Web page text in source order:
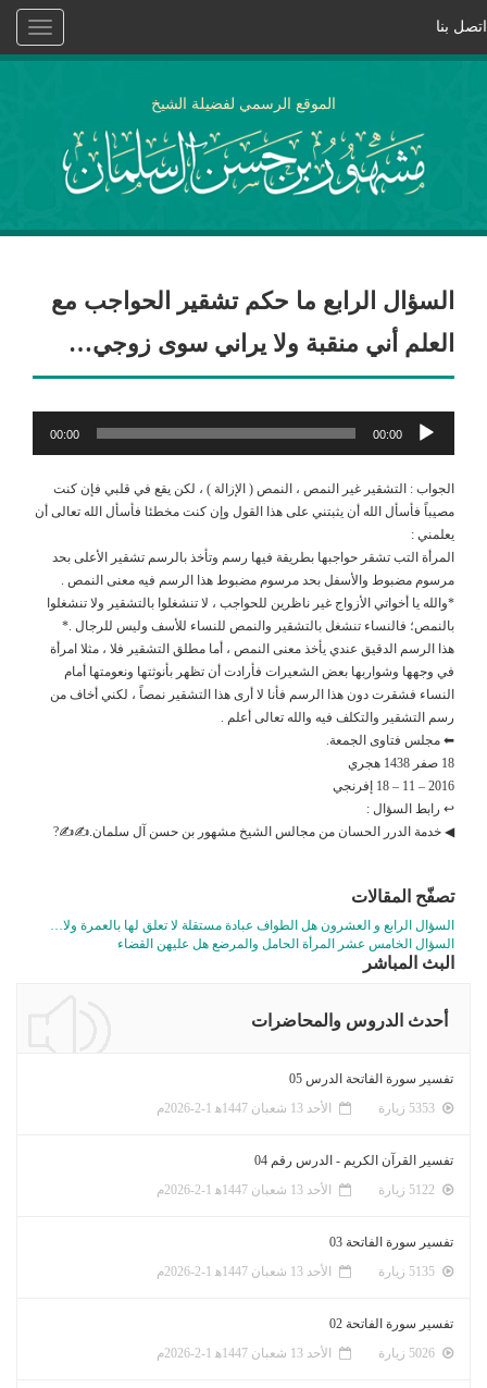
Toggle
اتصل بنا
الموقع الرسمي لفضيلة الشيخ
السؤال الرابع ما حكم تشقير الحواجب مع
العلم أني منقبة ولا يراني سوى زوجي…
مشغل
الصوت
00:00
00:00
الجواب : التشقير غير النمص ، النمص ( الإزالة ) ، لكن يقع في قلبي فإن كنت
مصيباً فأسأل الله أن يثبتني على هذا القول وإن كنت مخطئا فأسأل الله تعالى أن
يعلمني :
المرأة التب تشقر حواجبها بطريقة فيها رسم وتأخذ بالرسم تشقير الأعلى بحد
مرسوم مضبوط والأسفل بحد مرسوم مضبوط هذا الرسم فيه معنى النمص .
*والله يا أخواتي الأزواج غير ناظرين للحواجب ، لا تنشغلوا بالتشقير ولا تنشغلوا
بالنمص؛ فالنساء تنشغل بالتشقير والنمص للنساء للأسف وليس للرجال .*
هذا الرسم الدقيق عندي يأخذ معنى النمص ، أما مطلق التشقير فلا ، مثلا امرأة
في وجهها وشواربها بعض الشعيرات فأرادت أن تظهر بأنوثتها ونعومتها أمام
النساء فشقرت دون هذا الرسم فأنا لا أرى هذا التشقير نمصاً ، لكني أخاف من
رسم التشقير والتكلف فيه والله تعالى أعلم .
⬅ مجلس فتاوى الجمعة.
18 صفر 1438 هجري
2016 – 11 – 18 إفرنجي
↩ رابط السؤال :
◀ خدمة الدرر الحسان من مجالس الشيخ مشهور بن حسن آل سلمان.✍✍?
تصفّح المقالات
السؤال الرابع و العشرون هل الطواف عبادة مستقلة لا تعلق لها بالعمرة ولا…
السؤال الخامس عشر المرأة الحامل والمرضع هل عليهن القضاء
البث المباشر
أحدث الدروس والمحاضرات
تفسير سورة الفاتحة الدرس 05
الأحد 13 شعبان 1447ﻫ 1-2-2026م
تفسير القرآن الكريم - الدرس رقم 04
الأحد 13 شعبان 1447ﻫ 1-2-2026م
تفسير سورة الفاتحة 03
الأحد 13 شعبان 1447ﻫ 1-2-2026م
تفسير سورة الفاتحة 02
الأحد 13 شعبان 1447ﻫ 1-2-2026م